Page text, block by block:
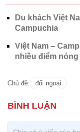
Du khách Việt
Campuchia
Việt Nam –
nhiều điểm
Chủ đề: đối ngoại